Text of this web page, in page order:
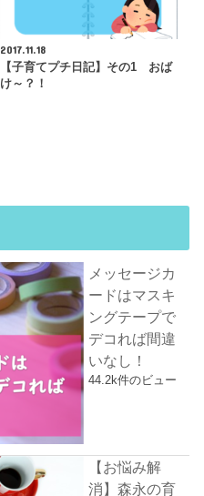
2017.11.18
【子育てプチ日記】その1 おば
け～？！
メッセージカ
ードはマスキ
ングテープで
デコれば間違
いなし！
44.2k件のビュー
【お悩み解
消】森永の育